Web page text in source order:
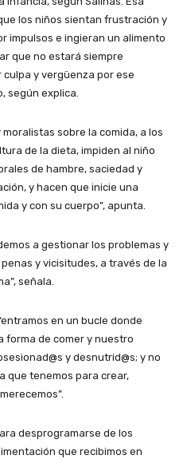
los niños sientan frustración y
impulsos e ingieran un alimento
que no estará siempre
y vergüenza por ese
según explica.
sobre la comida, a los
de la dieta, impiden al niño
de hambre, saciedad y
y hacen que inicie una
y con su cuerpo”, apunta.
a gestionar los problemas y
y vicisitudes, a través de la
señala.
en un bucle donde
forma de comer y nuestro
y desnutrid@s; y no
que tenemos para crear,
desprogramarse de los
que recibimos en